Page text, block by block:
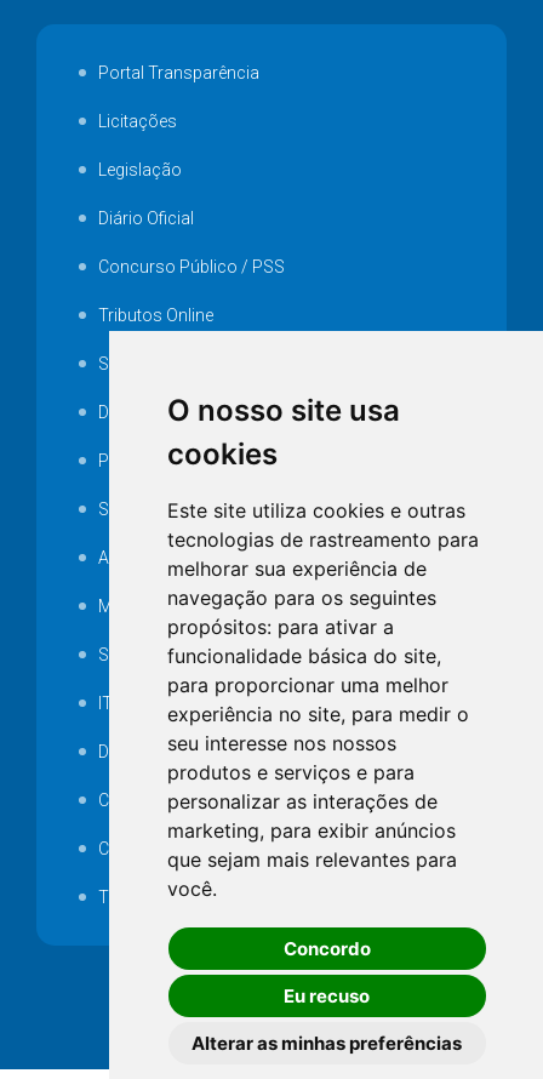
O nosso site usa
cookies
Este site utiliza cookies e outras
tecnologias de rastreamento para
melhorar sua experiência de
navegação para os seguintes
propósitos: para ativar a
funcionalidade básica do site,
para proporcionar uma melhor
experiência no site, para medir o
seu interesse nos nossos
produtos e serviços e para
personalizar as interações de
marketing, para exibir anúncios
que sejam mais relevantes para
você.
Concordo
Eu recuso
Alterar as minhas preferências
Portal Transparência
Licitações
Legislação
Diário Oficial
Concurso Público / PSS
Tributos Online
Serviços ISS-E
Decretos
Portarias
SAMAE
Audiência pública
MANUTENÇÃO DE ILUMINAÇÃO PÚBLICA
Serviços Técnicos TI
ITR
Desapropriações
Catalogo Eletrônico de Padronização
Consórcios Municipais
Telefones Úteis